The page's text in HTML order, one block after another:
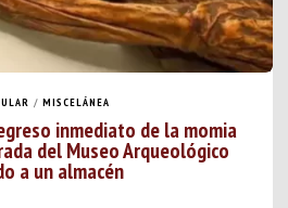
/ MISCELÁNEA
inmediato de la momia
del Museo Arqueológico
a un almacén